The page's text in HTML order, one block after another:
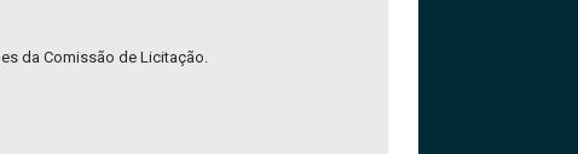
da Comissão de Licitação.